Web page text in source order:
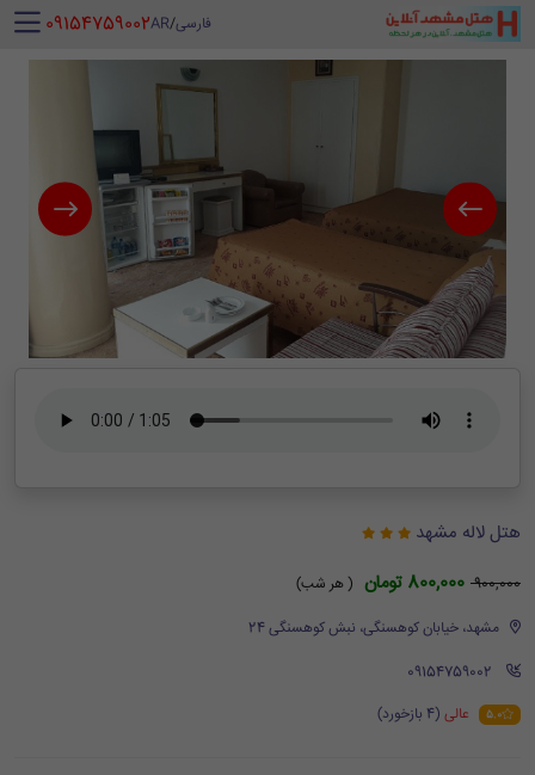
فارسی/
AR
‪ 09154759002
هتل لاله مشهد
900,000 800,000 تومان
( هر شب)
مشهد، خیابان کوهسنگی، نبش کوهسنگی 24
‪ 09154759002
5.0 عالی (4 بازخورد)